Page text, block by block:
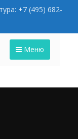
+7 (495) 682-
Меню